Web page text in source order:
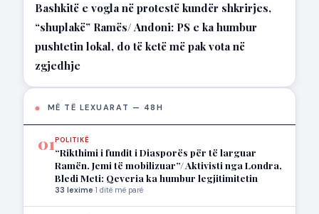
Bashkitë e vogla në protestë kundër shkrirjes,
“shuplakë” Ramës/ Andoni: PS e ka humbur
pushtetin lokal, do të ketë më pak vota në
zgjedhje
MË TË LEXUARAT — 48H
01POLITIKË
“Rikthimi i fundit i Diasporës për të larguar
Ramën. Jemi të mobilizuar”/ Aktivisti nga Londra,
Bledi Meti: Qeveria ka humbur legjitimitetin
33 lexime·1 ditë më parë